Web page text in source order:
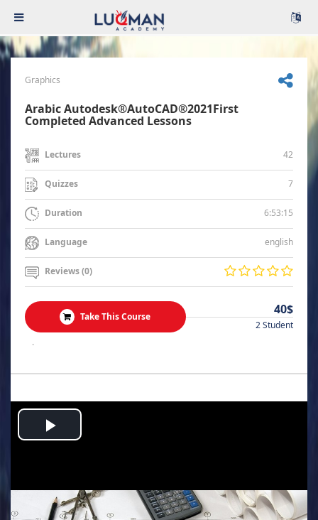
Graphics
Arabic Autodesk®AutoCAD®2021First
Completed Advanced Lessons
Lectures 42
Quizzes 7
Duration 6:53:15
Language english
Reviews (0)
Take This Course 40$
2 Student
.
Play